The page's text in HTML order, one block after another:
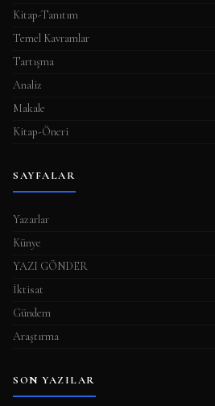
Kitap-Tanıtım
Temel Kavramlar
Tartışma
Analiz
Makale
Kitap-Öneri
SAYFALAR
Yazarlar
Künye
YAZI GÖNDER
İktisat
Gündem
Araştırma
SON YAZILAR